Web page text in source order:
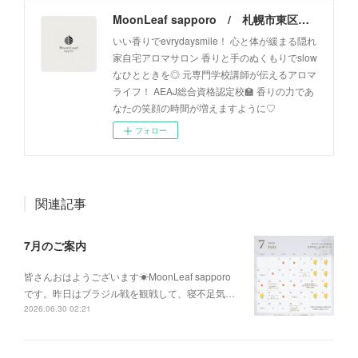
MoonLeaf sapporo / 札幌市東区の100種類以上の香りが楽しめるアロマスクール＆トリートメントサロン
いい香りでevrydaysmile！ 心と体が緩まる隠れ
家自宅アロマサロン 香りと手のぬくもりでslow
なひとときを◎ 元専門学校講師が伝えるアロマ
ライフ！ AEAJ総合資格認定校🏫 香りの力であ
なたの笑顔の時間が増えますように♡
フォロー
関連記事
7月のご案内
皆さんおはようございます☀MoonLeaf sapporo
です。昨日はブラジル戦を観戦して、寝不足気…
2026.06.30 02:21